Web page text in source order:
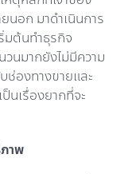
นอก มาดำเนินการ
มต้นทำธุรกิจ
วนมากยังไม่มีความ
องทางขายและ
นเรื่องยากที่จะ
าพ